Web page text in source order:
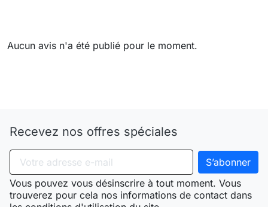
Aucun avis n'a été publié pour le moment.
Recevez nos offres spéciales
Vous pouvez vous désinscrire à tout moment. Vous
trouverez pour cela nos informations de contact dans